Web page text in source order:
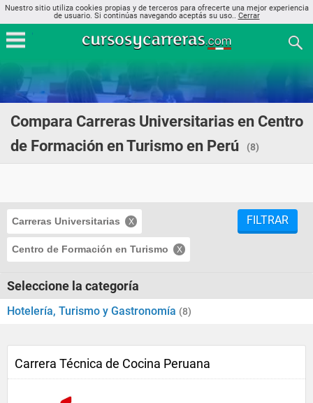
Nuestro sitio utiliza cookies propias y de terceros para ofrecerte una mejor experiencia
de usuario. Si continúas navegando aceptás su uso.. Cerrar
Compara Carreras Universitarias en Centro
de Formación en Turismo en Perú
(8)
Carreras Universitarias
Centro de Formación en Turismo
FILTRAR
Seleccione la categoría
Hotelería, Turismo y Gastronomía (8)
Carrera Técnica de Cocina Peruana